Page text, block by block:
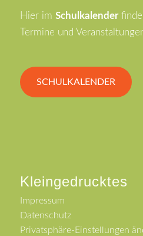
Hier im Schulkalender
Termine und
SCHULKALENDER
Kleingedrucktes
Impressum
Datenschutz
Privatsphäre-Einstellungen